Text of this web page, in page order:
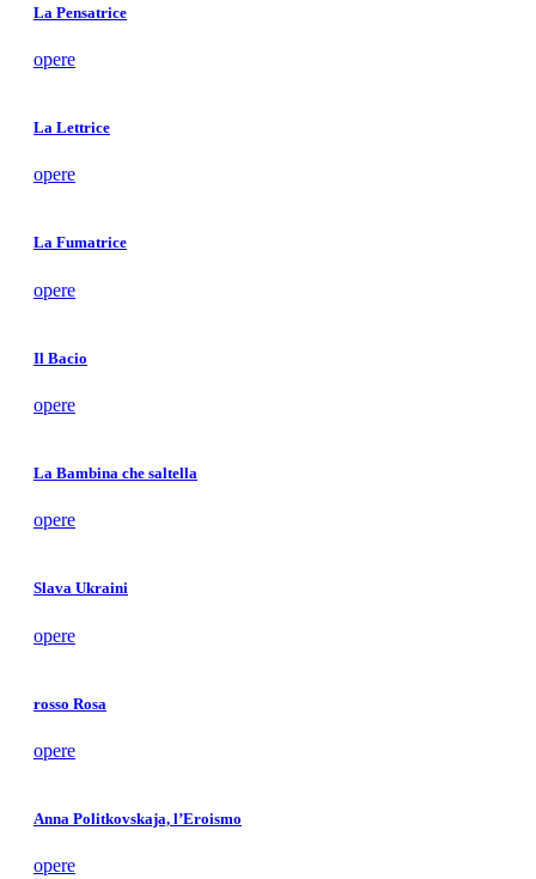
La Pensatrice
opere
La Lettrice
opere
La Fumatrice
opere
Il Bacio
opere
La Bambina che saltella
opere
Slava Ukraini
opere
rosso Rosa
opere
Anna Politkovskaja, l’Eroismo
opere